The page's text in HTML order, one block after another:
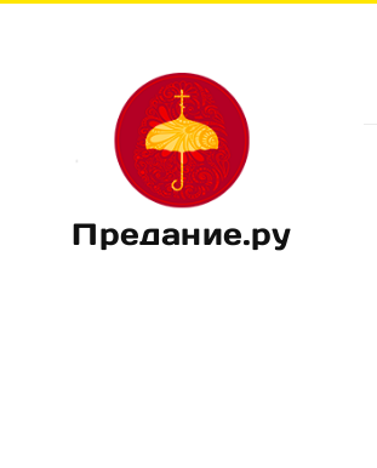
Предание.ру